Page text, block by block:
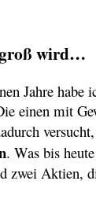
groß wird…
Jahre habe
einen mit
. Was bis
zwei Aktien,